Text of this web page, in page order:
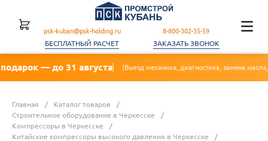
августа (Выезд механика, диагностика, замена масла, фильтра)🔥
psk-kuban@psk-holding.ru
БЕСПЛАТНЫЙ РАСЧЕТ
8-800-302-35-59
ЗАКАЗАТЬ ЗВОНОК
Главная / Каталог товаров
/
Строительное оборудование в Черкесске
/
Компрессоры в Черкесске
/
Китайские компрессоры высокого давления в Черкесске
/